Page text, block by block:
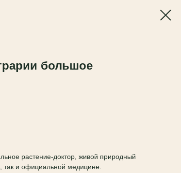
большое
растение-доктор, живой природный
так и официальной медицине.